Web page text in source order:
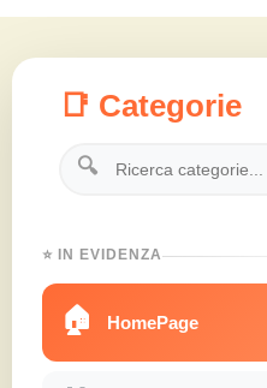
📑 Categorie
🔍
⭐ IN EVIDENZA
🏠 HomePage